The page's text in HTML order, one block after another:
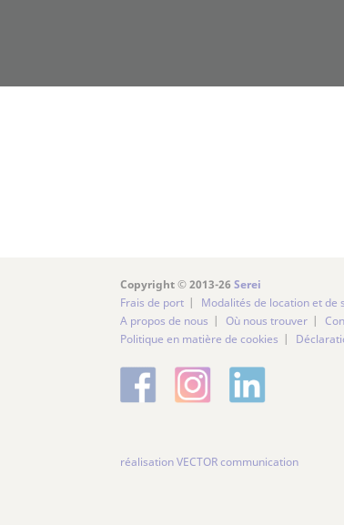
Copyright © 2013-26 Serei
Frais de port
Modalités de location et de
A propos de nous
Où nous trouver
Politique en matière de cookies
réalisation VECTOR communication